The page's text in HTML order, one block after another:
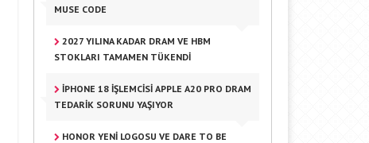
MUSE CODE
2027 YILINA KADAR DRAM VE HBM
STOKLARI TAMAMEN TÜKENDI
IPHONE 18 İŞLEMCISI APPLE A20 PRO DRAM
TEDARIK SORUNU YAŞIYOR
HONOR YENI LOGOSU VE DARE TO BE